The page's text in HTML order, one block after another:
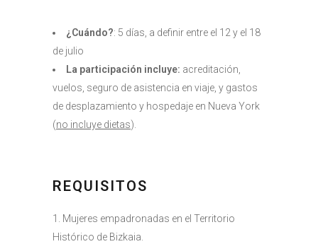
¿Cuándo?: 5 días, a definir entre el 12 y el 18
de julio
La participación incluye: acreditación,
vuelos, seguro de asistencia en viaje, y gastos
de desplazamiento y hospedaje en Nueva York
(no incluye dietas).
REQUISITOS
Mujeres empadronadas en el Territorio
Histórico de Bizkaia.